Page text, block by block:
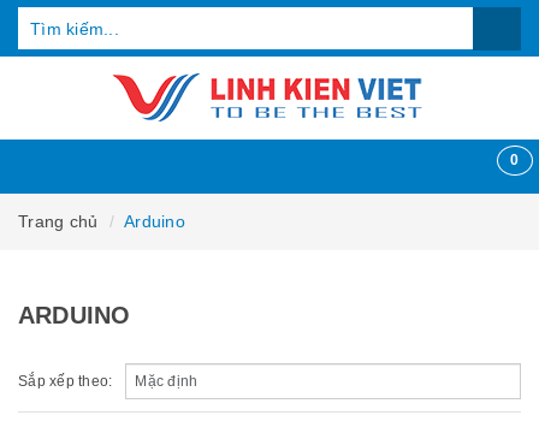
0
Trang chủ Arduino
ARDUINO
Sắp xếp theo: